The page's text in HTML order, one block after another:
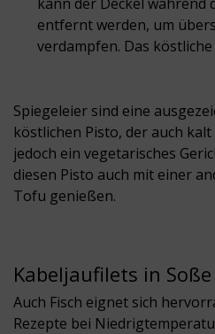
entfernt werden, um
verdampfen. Das
Spiegeleier sind eine
köstlichen Pisto, der auch
jedoch ein vegetarisches
diesen Pisto auch mit einer
Tofu genießen.
Kabeljaufilets in Soße
Auch Fisch eignet sich
Rezepte bei